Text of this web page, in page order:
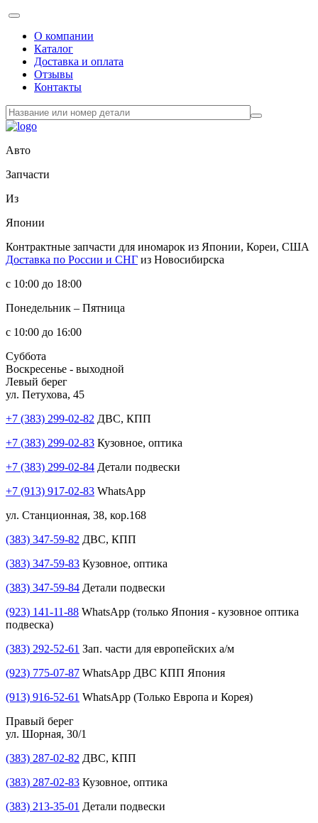
О компании
Каталог
Доставка и оплата
Отзывы
Контакты
Авто
Запчасти
Из
Японии
Контрактные запчасти для иномарок из Японии, Кореи, США
Доставка по России и СНГ из Новосибирска
с 10:00 до 18:00
Понедельник – Пятница
с 10:00 до 16:00
Суббота
Воскресенье - выходной
Левый берег
ул. Петухова, 45
+7 (383) 299-02-82 ДВС, КПП
+7 (383) 299-02-83 Кузовное, оптика
+7 (383) 299-02-84 Детали подвески
+7 (913) 917-02-83 WhatsApp
ул. Станционная, 38, кор.168
(383) 347-59-82 ДВС, КПП
(383) 347-59-83 Кузовное, оптика
(383) 347-59-84 Детали подвески
(923) 141-11-88 WhatsApp (только Япония - кузовное оптика
подвеска)
(383) 292-52-61 Зап. части для европейских а/м
(923) 775-07-87 WhatsApp ДВС КПП Япония
(913) 916-52-61 WhatsApp (Только Европа и Корея)
Правый берег
ул. Шорная, 30/1
(383) 287-02-82 ДВС, КПП
(383) 287-02-83 Кузовное, оптика
(383) 213-35-01 Детали подвески